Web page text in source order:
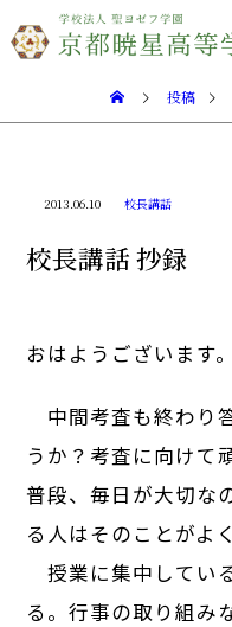
投稿
2013.06.10 校長講話
校長講話 抄録
おはようございます。
中間考査も終わり
うか？考査に向けて
普段、毎日が大切な
る人はそのことがよ
授業に集中してい
る。行事の取り組み